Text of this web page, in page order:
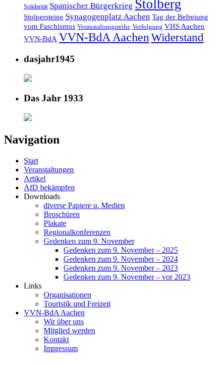
Solidarität Spanischer Bürgerkrieg Stolberg
Stolpersteine Synagogenplatz Aachen Tag der Befreiung
vom Faschismus Veranstaltungsreihe Verfolgung VHS Aachen
VVN-BdA VVN-BdA AachenWiderstand
dasjahr1945
Das Jahr 1933
Navigation
Start
Veranstaltungen
Artikel
AfD bekämpfen
Downloads
diverse Papiere u. Medien
Broschüren
Plakate
Regionalkonferenzen
Gedenken zum 9. November
Gedenken zum 9. November – 2025
Gedenken zum 9. November – 2024
Gedenken zum 9. November – 2023
Gedenken zum 9. November – vor 2023
Links
Organisationen
Touristik und Freizeit
VVN-BdA Aachen
Wir über uns
Mitglied werden
Kontakt
Impressum